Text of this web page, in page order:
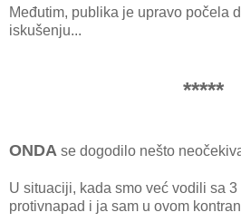
Međutim, publika je upravo počela
iskušenju...
*****
ONDA se dogodilo nešto
U situaciji, kada smo već vodili sa
protivnapad i ja sam u ovom